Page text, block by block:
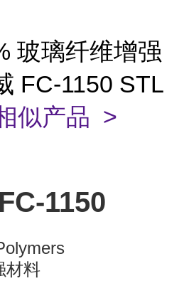
玻璃纤维增强
FC-1150 STL
似产品 >
1150
材料